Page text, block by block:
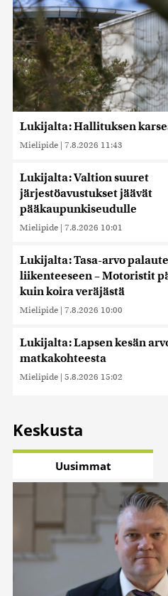
Lukijalta: Hallituksen
Mielipide | 7.8.2026 11:43
Lukijalta: Valtion suuret
järjestöavustukset jäävät
pääkaupunkiseudulle
Mielipide | 7.8.2026 10:01
Lukijalta: Tasa-arvo
liikenteeseen – Motoristit
kuin koira veräjästä
Mielipide | 7.8.2026 10:00
Lukijalta: Lapsen kesän
matkakohteesta
Mielipide | 5.8.2026 15:02
Keskusta
Uusimmat